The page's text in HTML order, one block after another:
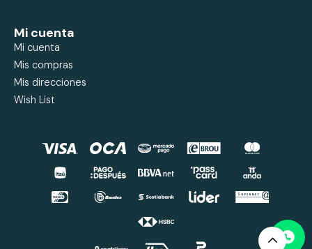
Mi cuenta
Mi cuenta
Mis compras
Mis direcciones
Wish List